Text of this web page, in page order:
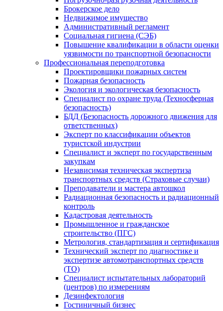
Брокерское дело
Недвижимое имущество
Административный регламент
Социальная гигиена (СЭБ)
Повышение квалификации в области оценки
уязвимости по транспортной безопасности
Профессиональная переподготовка
Проектировщики пожарных систем
Пожарная безопасность
Экология и экологическая безопасность
Специалист по охране труда (Техносферная
безопасность)
БДД (Безопасность дорожного движения для
ответственных)
Эксперт по классификации объектов
туристской индустрии
Специалист и эксперт по государственным
закупкам
Независимая техническая экспертиза
транспортных средств (Страховые случаи)
Преподаватели и мастера автошкол
Радиационная безопасность и радиационный
контроль
Кадастровая деятельность
Промышленное и гражданское
строительство (ПГС)
Метрология, стандартизация и сертификация
Технический эксперт по диагностике и
экспертизе автомотранспортных средств
(ТО)
Специалист испытательных лабораторий
(центров) по измерениям
Дезинфектология
Гостиничный бизнес